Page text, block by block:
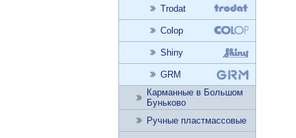
Trodat
Colop
Shiny
GRM
Карманные в Большом
Буньково
Ручные пластмассовые